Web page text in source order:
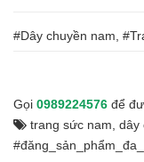
#Dây chuyền nam,
Gọi 0989224576 để
trang sức nam dây